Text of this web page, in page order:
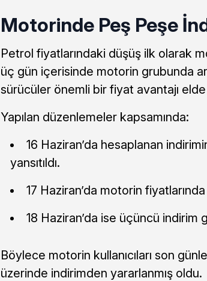
Motorinde Peş Peşe
Petrol fiyatlarındaki düşüş ilk olarak
üç gün içerisinde motorin grubunda
sürücüler önemli bir fiyat avantajı
Yapılan düzenlemeler kapsamında:
16 Haziran’da hesaplanan
yansıtıldı.
17 Haziran’da motorin
18 Haziran’da ise üçüncü indirim
Böylece motorin kullanıcıları son
üzerinde indirimden yararlanmış oldu.